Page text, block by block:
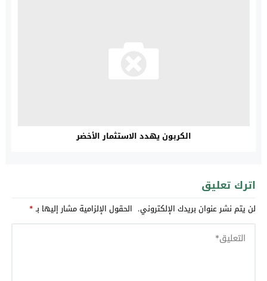
الكربون يهدد الاستثمار الأخضر
اترك تعليق
لن يتم نشر عنوان بريدك الإلكتروني. الحقول الإلزامية مشار إليها بـ*